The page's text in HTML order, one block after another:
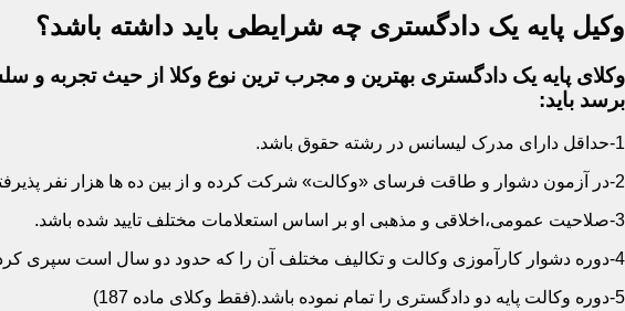
وکیل پایه یک دادگستری چه شرایطی باید داشته باشد؟
وکلای پایه یک دادگستری بهترین و مجرب ترین نوع وکلا از حیث تجربه و
برسد باید:
1-حداقل دارای مدرک لیسانس در رشته حقوق باشد.
2-در آزمون دشوار و طاقت فرسای «وکالت» شرکت کرده و از بین ده ها هزار نفر پذیرفته شده باشد.
3-صلاحیت عمومی،اخلاقی و مذهبی او بر اساس استعلامات مختلف تایید شده باشد.
4-دوره دشوار کارآموزی وکالت و تکالیف مختلف آن را که حدود دو سال است سپری کرده باشد.
5-دوره وکالت پایه دو دادگستری را تمام نموده باشد.(فقط وکلای ماده 187)